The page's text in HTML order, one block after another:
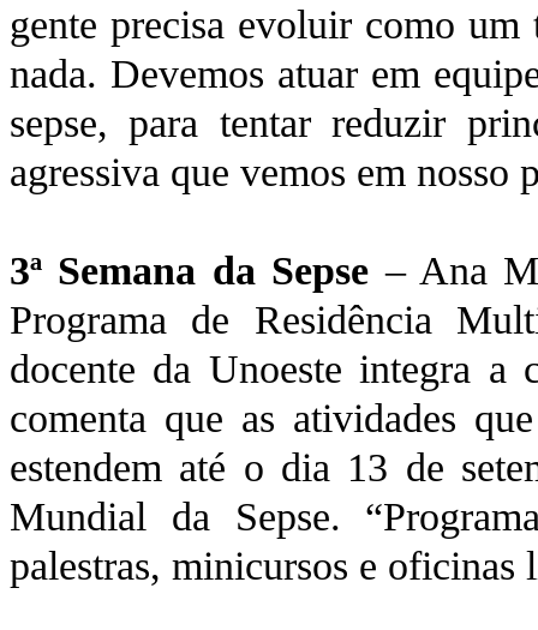
gente precisa evoluir como
nada. Devemos atuar em
sepse, para tentar reduzir
agressiva que vemos em nosso
3ª Semana da Sepse – Ana
Programa de Residência
docente da Unoeste integra a
comenta que as atividades
estendem até o dia 13 de
Mundial da Sepse.
palestras, minicursos e oficinas